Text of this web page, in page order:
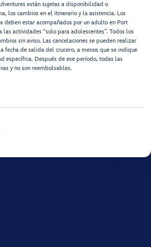
están sujetas a disponibilidad o
los cambios en el itinerario y la asistencia. Los
deben estar acompañados por un adulto en Port
las actividades “solo para adolescentes”. Todos los
sin aviso. Las cancelaciones se pueden realizar
fecha de salida del crucero, a menos que se indique
específica. Después de ese período, todas las
y no son reembolsables.